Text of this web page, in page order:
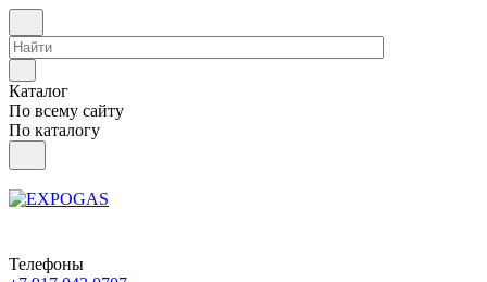
Каталог
По всему сайту
По каталогу
Телефоны